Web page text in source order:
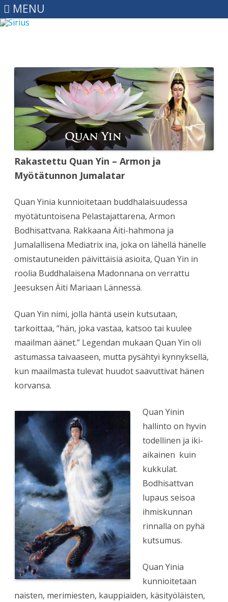
MENU
Rakastettu Quan Yin – Armon ja
Myötätunnon Jumalatar
Quan Yinia kunnioitetaan buddhalaisuudessa
myötätuntoisena Pelastajattarena, Armon
Bodhisattvana. Rakkaana Äiti-hahmona ja
Jumalallisena Mediatrix ina, joka on lähellä hänelle
omistautuneiden päivittäisiä asioita, Quan Yin in
roolia Buddhalaisena Madonnana on verrattu
Jeesuksen Äiti Mariaan Lännessä.
Quan Yin nimi, jolla häntä usein kutsutaan,
tarkoittaa, “hän, joka vastaa, katsoo tai kuulee
maailman äänet.” Legendan mukaan Quan Yin oli
astumassa taivaaseen, mutta pysähtyi kynnyksellä,
kun maailmasta tulevat huudot saavuttivat hänen
korvansa.
Quan Yinin
hallinto on hyvin
todellinen ja iki-
aikainen kuin
kukkulat.
Bodhisattvan
lupaus seisoa
ihmiskunnan
rinnalla on pyhä
kutsumus.
Quan Yinia
kunnioitetaan
naisten, merimiesten, kauppiaiden, käsityöläisten,